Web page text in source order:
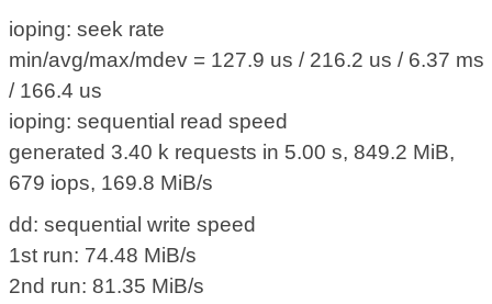
ioping: seek rate
min/avg/max/mdev = 127.9 us / 216.2 us / 6.37 ms
/ 166.4 us
ioping: sequential read speed
generated 3.40 k requests in 5.00 s, 849.2 MiB,
679 iops, 169.8 MiB/s
dd: sequential write speed
1st run: 74.48 MiB/s
2nd run: 81.35 MiB/s